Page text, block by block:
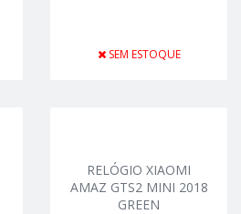
SEM ESTOQUE
RELÓGIO XIAOMI
AMAZ GTS2 MINI 2018
GREEN